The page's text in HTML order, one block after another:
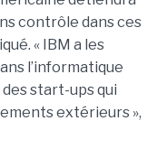
contrôle dans ces
« IBM a les
l’informatique
des start-ups qui
extérieurs »,